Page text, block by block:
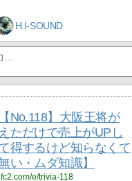
H.I-SOUND
No.118】大阪王将が
ただけで売上がUPし
得するけど知らなくて
い・ムダ知識】
e/trivia-118